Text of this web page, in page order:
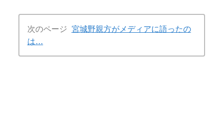
次のページ 宮城野親方がメディアに語ったの
は…